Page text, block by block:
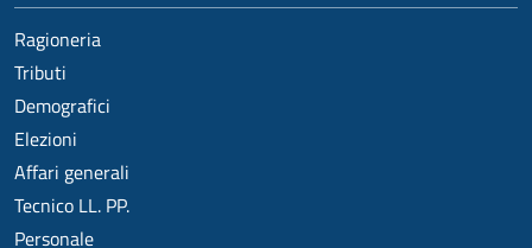
Ragioneria
Tributi
Demografici
Elezioni
Affari generali
Tecnico LL. PP.
Personale